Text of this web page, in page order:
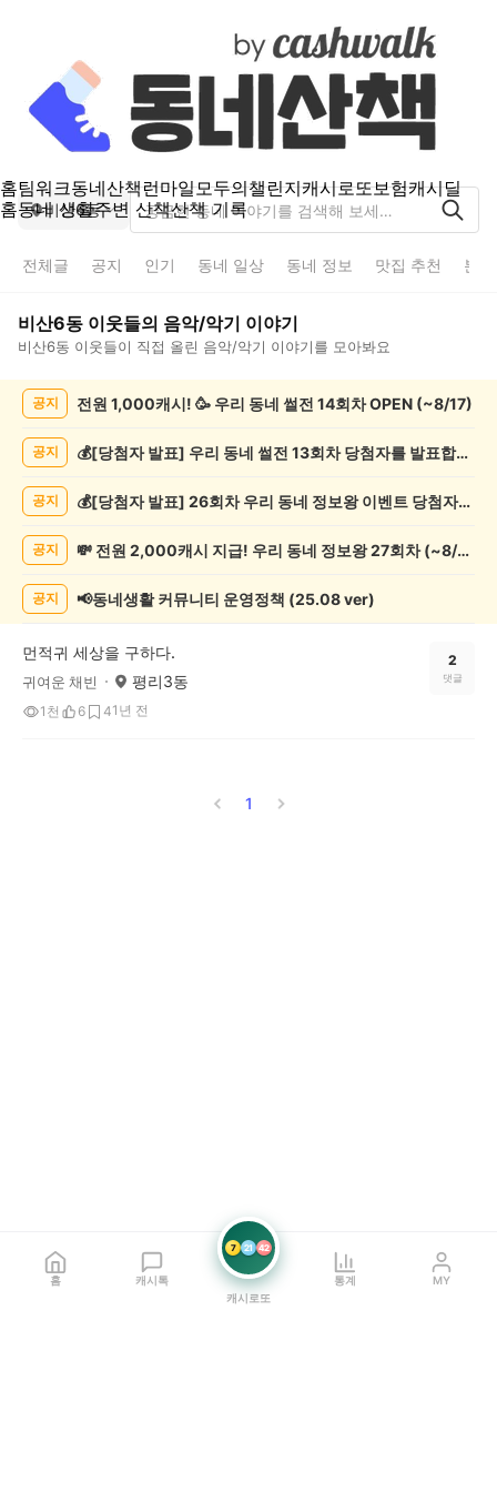
홈팀워크동네산책런마일모두의챌린지캐시로또보험캐시딜
홈동네 생활주변 산책산책 기록
비산6동
전체글 공지 인기 동네 일상 동네 정보 맛집 추천 분
비산6동 이웃들의 음악/악기 이야기
비산6동 이웃들이 직접 올린 음악/악기 이야기를 모아봐요
악/
목
공지 전원 1,000캐시! 🥳 우리 동네 썰전 14회차 OPEN (~8/17)
공지 💰[당첨자 발표] 우리 동네 썰전 13회차 당첨자를 발표합니다!
공지 💰[당첨자 발표] 26회차 우리 동네 정보왕 이벤트 당첨자를 발표합니다!
공지 💸 전원 2,000캐시 지급! 우리 동네 정보왕 27회차 (~8/10)
공지 📢동네생활 커뮤니티 운영정책 (25.08 ver)
먼적귀 세상을 구하다.
귀여운 채빈 평리3동
1천 6 41년 전
2
댓글
1
홈 캐시톡
7 21 42
캐시로또
통계 MY